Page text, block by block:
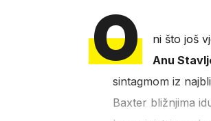
O ni što još
Anu
sintagmom iz
Baxter bližnjima